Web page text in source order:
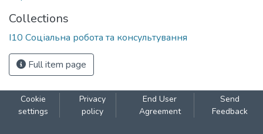
Collections
І10 Соціальна робота та консультування
Full item page
Cookie
settings
Privacy
policy
End User
Agreement
Send
Feedback